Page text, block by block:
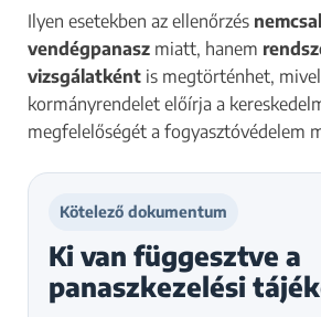
Ilyen esetekben az ellenőrzés
vendégpanasz miatt, hanem
vizsgálatként is megtörténhet,
kormányrendelet előírja a
megfelelőségét a fogyasztóvédelem
Kötelező dokumentum
Ki van függesztve a
panaszkezelési